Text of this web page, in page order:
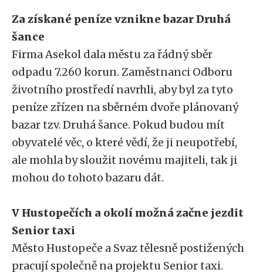
Za získané peníze vznikne bazar Druhá
šance
Firma Asekol dala městu za řádný sběr
odpadu 7.260 korun. Zaměstnanci Odboru
životního prostředí navrhli, aby byl za tyto
peníze zřízen na sběrném dvoře plánovaný
bazar tzv. Druhá šance. Pokud budou mít
obyvatelé věc, o které vědí, že ji neupotřebí,
ale mohla by sloužit novému majiteli, tak ji
mohou do tohoto bazaru dát.
V Hustopečích a okolí možná začne jezdit
Senior taxi
Město Hustopeče a Svaz tělesně postižených
pracují společně na projektu Senior taxi.